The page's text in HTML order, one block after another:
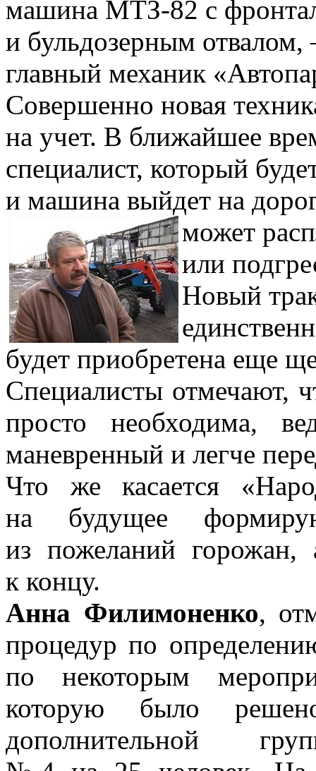
машина МТЗ-82 с
и бульдозерным отвалом,
главный механик
Совершенно новая
на учет. В ближайшее
специалист, который
и машина выйдет на
может
или
Новый
будет приобретена еще
Специалисты отмечают,
просто необходима,
маневренный и легче
Что же касается
на будущее
из пожеланий горожан,
к концу.
Анна Филимоненко,
процедур по
по некоторым
которую было
дополнительной